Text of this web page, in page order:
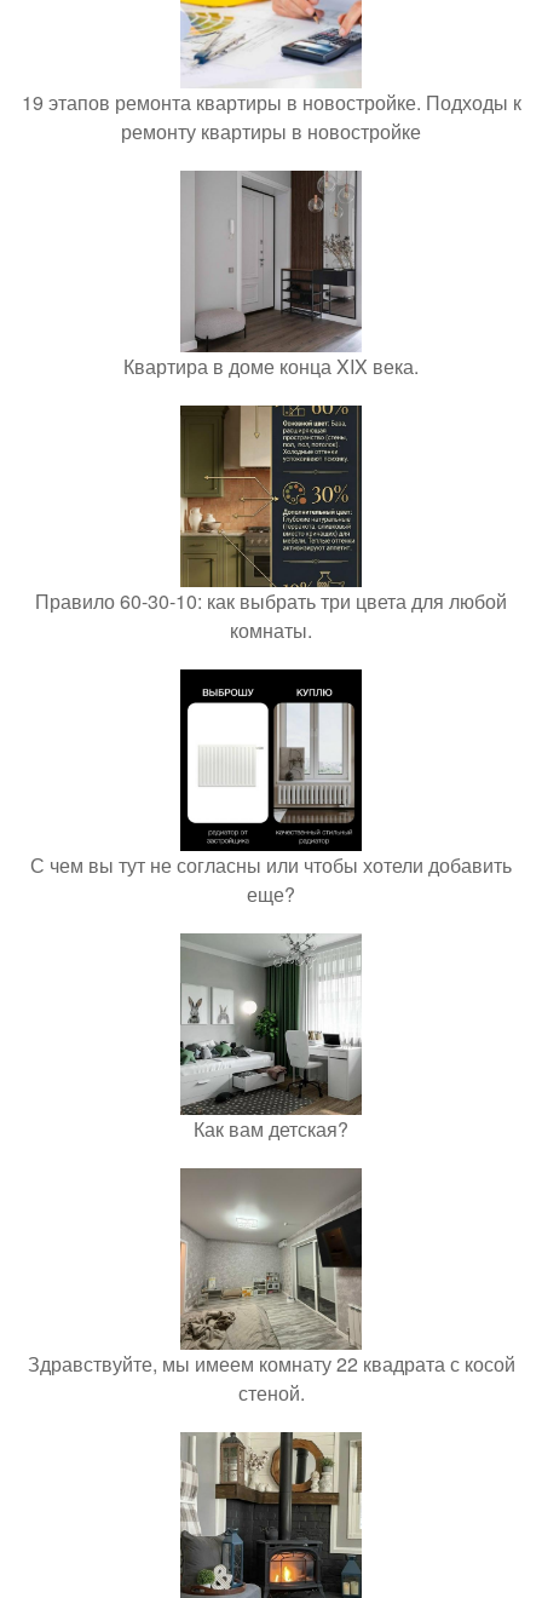
19 этапов ремонта квартиры в новостройке. Подходы к
ремонту квартиры в новостройке
Квартира в доме конца XIX века.
Правило 60-30-10: как выбрать три цвета для любой
комнаты.
С чем вы тут не согласны или чтобы хотели добавить
еще?
Как вам детская?
Здравствуйте, мы имеем комнату 22 квадрата с косой
стеной.